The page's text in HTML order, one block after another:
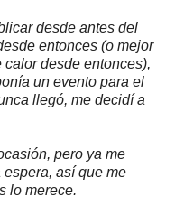
desde antes del
entonces (o mejor
desde entonces),
un evento para el
llegó, me decidí a
pero ya me
así que me
lo merece.